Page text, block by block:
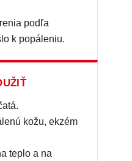
podľa
k popáleniu.
kožu, ekzém
teplo a na